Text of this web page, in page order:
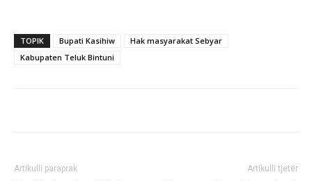
TOPIK Bupati Kasihiw
Hak masyarakat Sebyar
Kabupaten Teluk Bintuni
Artikulli paraprak Artikulli tjetër